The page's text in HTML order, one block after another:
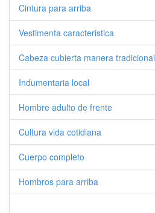
Cintura para arriba
Vestimenta caracteristica
Cabeza cubierta manera tradicional
Indumentaria local
Hombre adulto de frente
Cultura vida cotidiana
Cuerpo completo
Hombros para arriba